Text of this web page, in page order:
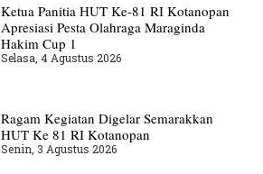
Ketua Panitia HUT Ke-81 RI Kotanopan
Apresiasi Pesta Olahraga Maraginda
Hakim Cup 1
Selasa, 4 Agustus 2026
Ragam Kegiatan Digelar Semarakkan
HUT Ke 81 RI Kotanopan
Senin, 3 Agustus 2026